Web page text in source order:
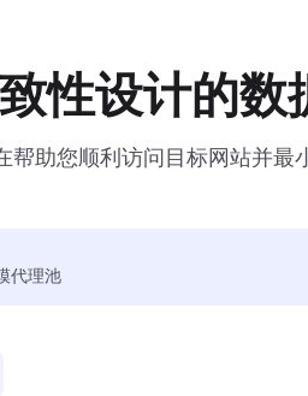
性设计的
帮助您顺利访问目标网站并最
代理池